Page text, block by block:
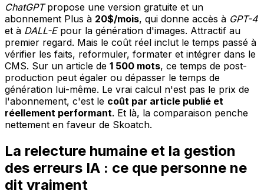
ChatGPTpropose une version gratuite et un
abonnement Plus à 20$/mois, qui donne accès à GPT-4
et à DALL-Epour la génération d'images. Attractif au
premier regard. Mais le coût réel inclut le temps passé à
vérifier les faits, reformuler, formater et intégrer dans le
CMS. Sur un article de 1 500 mots, ce temps de post-
production peut égaler ou dépasser le temps de
génération lui-même. Le vrai calcul n'est pas le prix de
l'abonnement, c'est le coût par article publié et
réellement performant. Et là, la comparaison penche
nettement en faveur de Skoatch.
La relecture humaine et la gestion
des erreurs IA : ce que personne ne
dit vraiment